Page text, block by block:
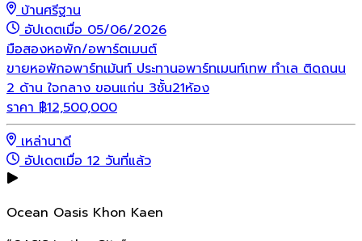
บ้านศรีฐาน
อัปเดตเมื่อ 05/06/2026
มือสองหอพัก/อพาร์ตเมนต์
ขายหอพักอพาร์ทเม้นท์ ประทานอพาร์ทเมนท์เทพ ทำเล ติดถนน
2 ด้าน ใจกลาง ขอนแก่น 3ชั้น21ห้อง
ราคา ฿12,500,000
เหล่านาดี
อัปเดตเมื่อ 12 วันที่แล้ว
Ocean Oasis Khon Kaen